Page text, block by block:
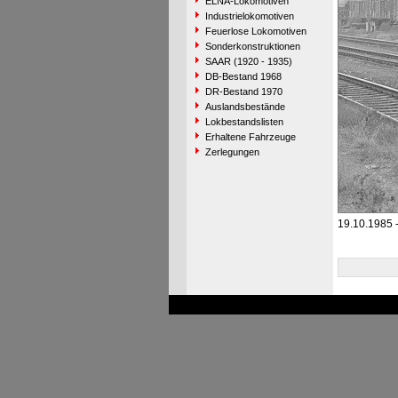
Industrielokomotiven
Feuerlose Lokomotiven
Sonderkonstruktionen
SAAR (1920 - 1935)
DB-Bestand 1968
DR-Bestand 1970
Auslandsbestände
Lokbestandslisten
Erhaltene Fahrzeuge
Zerlegungen
19.10.1985